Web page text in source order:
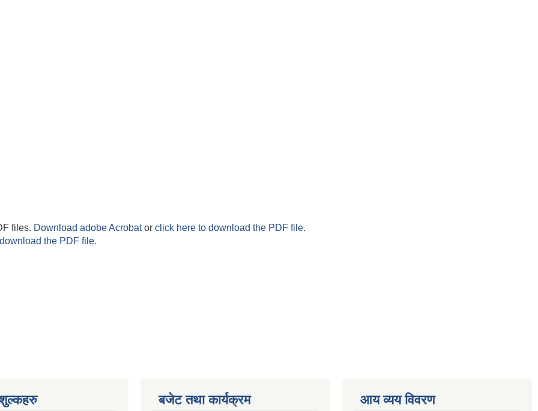
files. Download adobe Acrobator click here to download the PDF file.
the PDF file.
बजेट तथा कार्यक्रम आय व्यय विवरण